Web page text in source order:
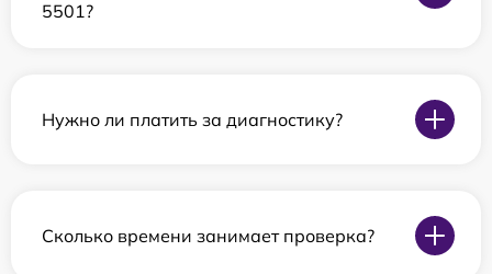
5501?
Нужно ли платить за диагностику?
Сколько времени занимает проверка?